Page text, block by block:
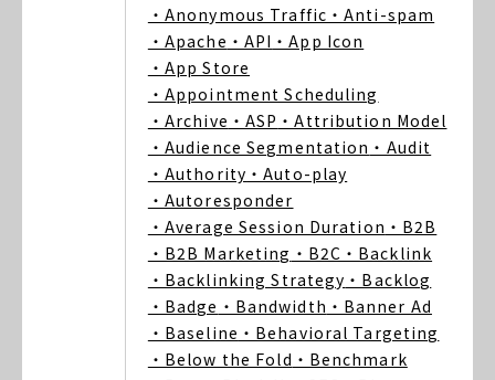
・Anonymous Traffic ・Anti-spam
・Apache ・API ・App Icon
・App Store
・Appointment Scheduling
・Archive ・ASP ・Attribution Model
・Audience Segmentation ・Audit
・Authority ・Auto-play
・Autoresponder
・Average Session Duration ・B2B
・B2B Marketing ・B2C ・Backlink
・Backlinking Strategy ・Backlog
・Badge ・Bandwidth ・Banner Ad
・Baseline ・Behavioral Targeting
・Below the Fold ・Benchmark